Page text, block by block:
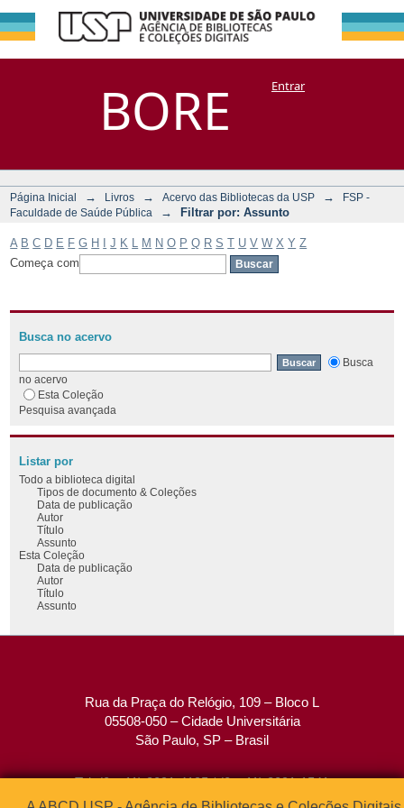
BORE
Filtrar por:
Assunto
DSpace/Manakin + CoriscoEntrar
Página Inicial → Livros → Acervo das Bibliotecas da USP →
FSP -
Faculdade de Saúde Pública
→ Filtrar por: Assunto
A B C D E F G H J K M N O P Q R S T U V W X Y Z
Começa com
Busca no acervo
Busca
no acervo
Esta Coleção
Pesquisa avançada
Listar por
Todo a biblioteca digital
Tipos de documento & Coleções
Data de publicação
Autor
Título
Assunto
Esta Coleção
Data de publicação
Autor
Título
Assunto
Rua da Praça do Relógio, 109 – Bloco L
05508-050 – Cidade Universitária
São Paulo, SP – Brasil
Tel: (0xx11) 3091-4195 / (0xx11) 3091-1541
Fax: (0xx11) 3091-1567